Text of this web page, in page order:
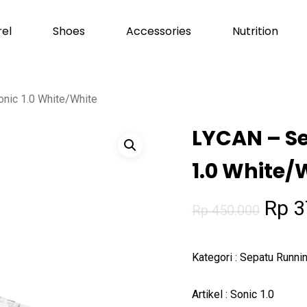
Shoes Accessories Nutrition
Cart
1.0 White/White
LYCAN –
1.0 White/
Rp450.000
was:
Rp
Rp
Kategori : Sepatu
Artikel : Sonic 1.0